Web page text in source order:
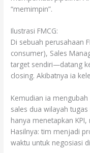
“memimpin”.
Ilustrasi FMCG:
Di sebuah perusahaan
consumer), Sales
target sendiri—datang
closing. Akibatnya ia
Kemudian ia
sales dua wilayah
hanya menetapkan
Hasilnya: tim menjadi
waktu untuk negosiasi